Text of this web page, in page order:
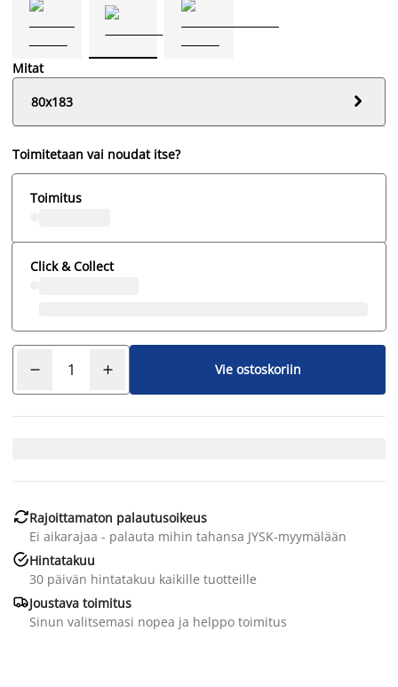
Mitat
80x183

Toimitetaan vai noudat itse?
Toimitus
Click & Collect
Vie ostoskoriin
Rajoittamaton palautusoikeus
Ei aikarajaa - palauta mihin tahansa JYSK-myymälään
Hintatakuu
30 päivän hintatakuu kaikille tuotteille
Joustava toimitus
Sinun valitsemasi nopea ja helppo toimitus